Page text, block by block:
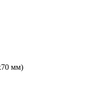
мм)